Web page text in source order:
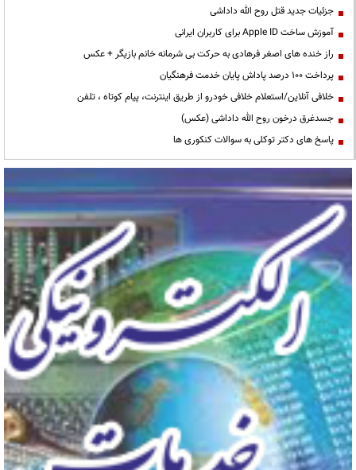
جزئیات جدید قتل روح الله داداشی
آموزش ساخت Apple ID برای کاربران ایرانی
راز خنده های اصغر فرهادی به حرکت بی شرمانه خانم بازیگر + عکس
پرداخت ۱۰۰ درصد پاداش پایان خدمت فرهنگیان
خلافی آنلاین/استعلام خلافی خودرو از طریق اینترنت، پیام کوتاه ، تلفن
جسدغرق درخون روح الله داداشی (عکس)
پاسخ های دکتر توکلی به سوالات کنکوری ها